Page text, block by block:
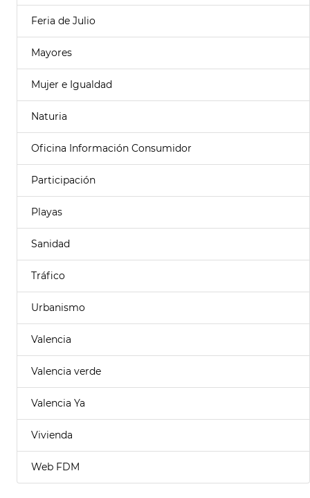
Feria de Julio
Mayores
Mujer e Igualdad
Naturia
Oficina Información Consumidor
Participación
Playas
Sanidad
Tráfico
Urbanismo
Valencia
Valencia verde
Valencia Ya
Vivienda
Web FDM